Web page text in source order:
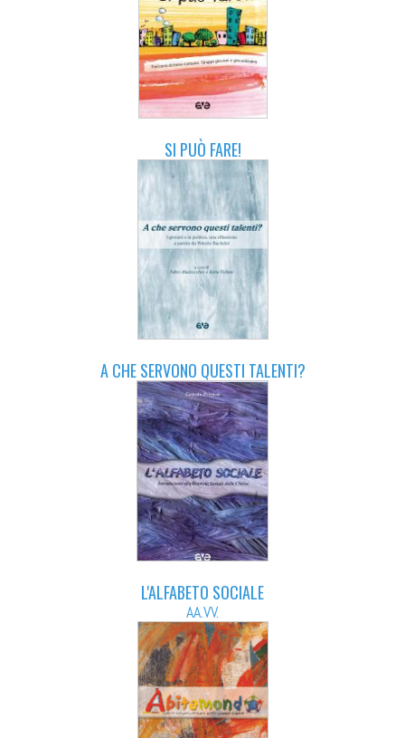
SI PUÒ FARE!
A CHE SERVONO QUESTI TALENTI?
L'ALFABETO SOCIALE
AA.VV.